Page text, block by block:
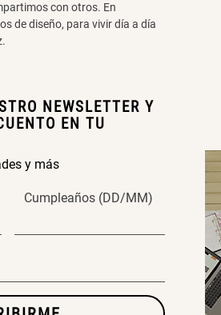
con otros. En
de diseño, para vivir día a día
NEWSLETTER Y
EN TU
y más
Cumpleaños (DD/MM)